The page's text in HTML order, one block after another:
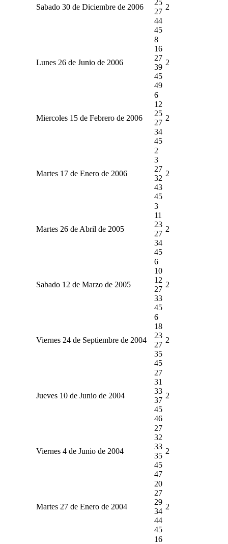
Sabado 30 de Diciembre de 2006
25
27
44
45
2
Lunes 26 de Junio de 2006
8
16
27
39
45
49
2
Miercoles 15 de Febrero de 2006
6
12
25
27
34
45
2
Martes 17 de Enero de 2006
2
3
27
32
43
45
2
Martes 26 de Abril de 2005
3
11
23
27
34
45
2
Sabado 12 de Marzo de 2005
6
10
12
27
33
45
2
Viernes 24 de Septiembre de 2004
6
18
23
27
35
45
2
Jueves 10 de Junio de 2004
27
31
33
37
45
46
2
Viernes 4 de Junio de 2004
27
32
33
35
45
47
2
Martes 27 de Enero de 2004
20
27
29
34
44
45
2
16